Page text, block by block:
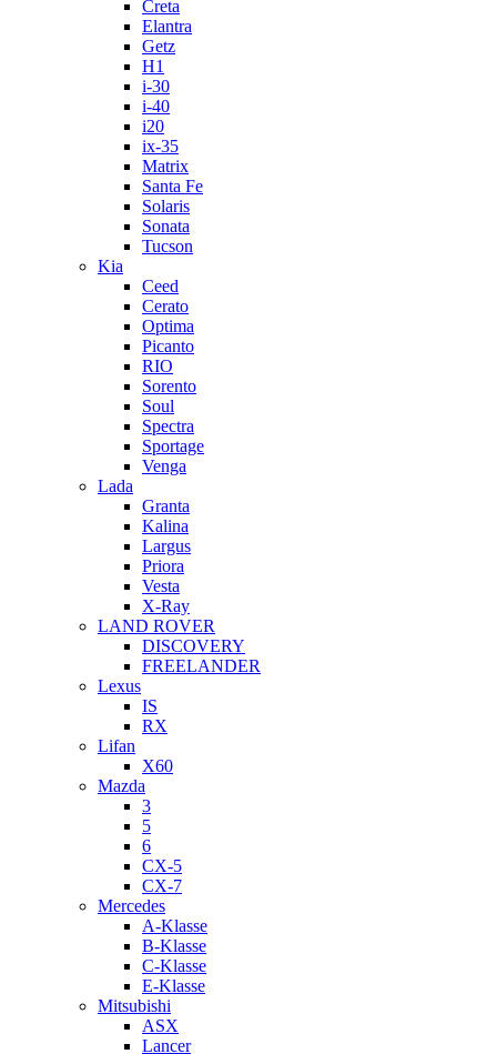
Creta
Elantra
Getz
H1
i-30
i-40
i20
ix-35
Matrix
Santa Fe
Solaris
Sonata
Tucson
Kia
Ceed
Cerato
Optima
Picanto
RIO
Sorento
Soul
Spectra
Sportage
Venga
Lada
Granta
Kalina
Largus
Priora
Vesta
X-Ray
LAND ROVER
DISCOVERY
FREELANDER
Lexus
IS
RX
Lifan
X60
Mazda
3
5
6
CX-5
CX-7
Mercedes
A-Klasse
B-Klasse
C-Klasse
E-Klasse
Mitsubishi
ASX
Lancer